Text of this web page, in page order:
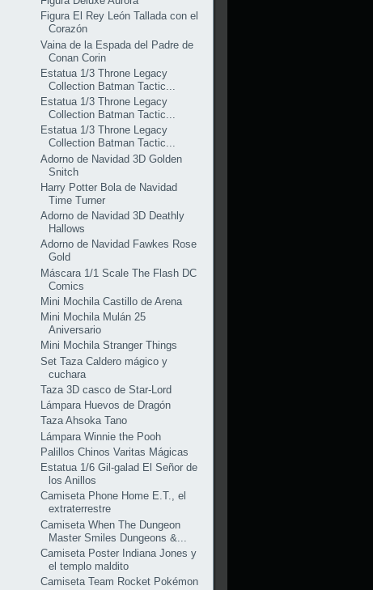
Figura El Rey León Tallada con el
Corazón
Vaina de la Espada del Padre de
Conan Corin
Estatua 1/3 Throne Legacy
Collection Batman Tactic...
Estatua 1/3 Throne Legacy
Collection Batman Tactic...
Estatua 1/3 Throne Legacy
Collection Batman Tactic...
Adorno de Navidad 3D Golden
Snitch
Harry Potter Bola de Navidad
Time Turner
Adorno de Navidad 3D Deathly
Hallows
Adorno de Navidad Fawkes Rose
Gold
Máscara 1/1 Scale The Flash DC
Comics
Mini Mochila Castillo de Arena
Mini Mochila Mulán 25
Aniversario
Mini Mochila Stranger Things
Set Taza Caldero mágico y
cuchara
Taza 3D casco de Star-Lord
Lámpara Huevos de Dragón
Taza Ahsoka Tano
Lámpara Winnie the Pooh
Palillos Chinos Varitas Mágicas
Estatua 1/6 Gil-galad El Señor de
los Anillos
Camiseta Phone Home E.T., el
extraterrestre
Camiseta When The Dungeon
Master Smiles Dungeons &...
Camiseta Poster Indiana Jones y
el templo maldito
Camiseta Team Rocket Pokémon